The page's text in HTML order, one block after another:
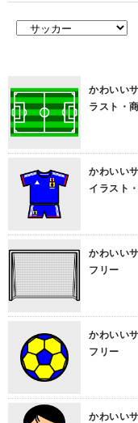
かわいい
ラスト・
かわいい
イラスト
かわいい
フリー
かわいい
フリー
かわいい